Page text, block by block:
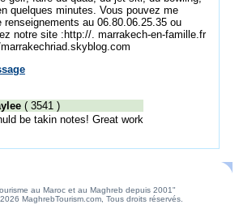
quelques minutes. Vous pouvez me
renseignements au 06.80.06.25.35 ou
notre site :http://. marrakech-en-famille.fr
( 3541 )
be takin notes! Great work
au Maroc et au Maghreb depuis 2001"
MaghrebTourism.com, Tous droits réservés.